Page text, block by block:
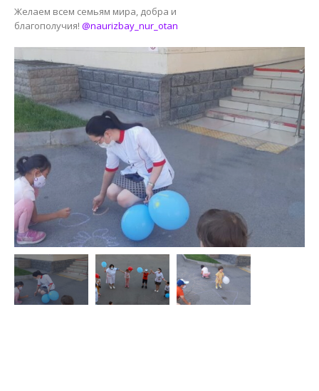
Желаем всем семьям мира, добра и
благополучия! @naurizbay_nur_otan